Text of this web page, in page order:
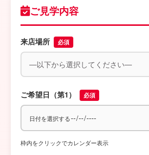
ご見学内容
来店場所 必須
ご希望日（第1） 必須
枠内をクリックでカレンダー表示